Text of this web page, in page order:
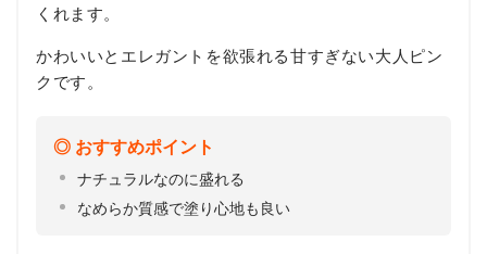
くれます。
かわいいとエレガントを欲張れる甘すぎない大人ピン
クです。
おすすめポイント
ナチュラルなのに盛れる
なめらか質感で塗り心地も良い